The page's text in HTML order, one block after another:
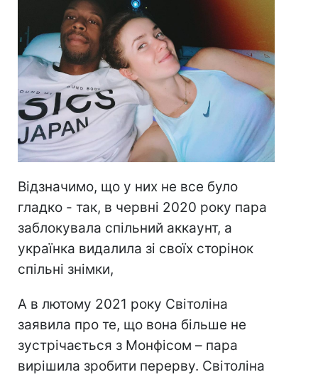
Відзначимо, що у них не все було
гладко - так, в червні 2020 року пара
заблокувала спільний аккаунт, а
українка видалила зі своїх сторінок
спільні знімки,
А в лютому 2021 року Світоліна
заявила про те, що вона більше не
зустрічається з Монфісом – пара
вирішила зробити перерву. Світоліна